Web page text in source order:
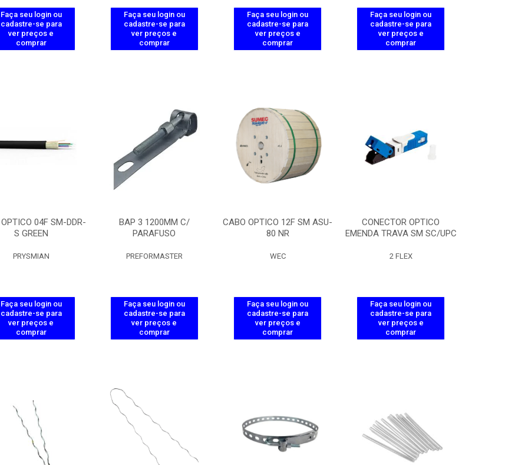
Faça seu login ou
cadastre-se para
ver preços e
comprar
Faça seu login ou
cadastre-se para
ver preços e
comprar
Faça seu login ou
cadastre-se para
ver preços e
comprar
Faça seu login ou
cadastre-se para
ver preços e
comprar
04F SM-DDR-
S GREEN
PRYSMIAN
Faça seu login ou
cadastre-se para
ver preços e
comprar
BAP 3 1200MM C/
PARAFUSO
PREFORMASTER
Faça seu login ou
cadastre-se para
ver preços e
comprar
CABO OPTICO 12F SM ASU-
80 NR
WEC
Faça seu login ou
cadastre-se para
ver preços e
comprar
CONECTOR OPTICO
EMENDA TRAVA SM SC/UPC
2 FLEX
Faça seu login ou
cadastre-se para
ver preços e
comprar